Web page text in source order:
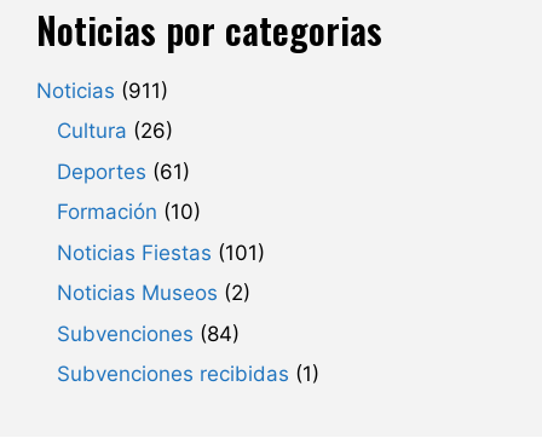
Noticias por categorias
Noticias (911)
Cultura (26)
Deportes (61)
Formación (10)
Noticias Fiestas (101)
Noticias Museos (2)
Subvenciones (84)
Subvenciones recibidas (1)